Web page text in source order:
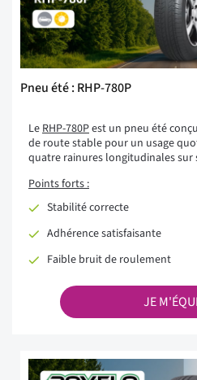
Pneu été : RHP-780P
Le RHP-780Pest un pneu été
de route stable pour un usage
quatre rainures longitudinales sur
Points forts :
Stabilité correcte
Adhérence satisfaisante
Faible bruit de roulement
JE